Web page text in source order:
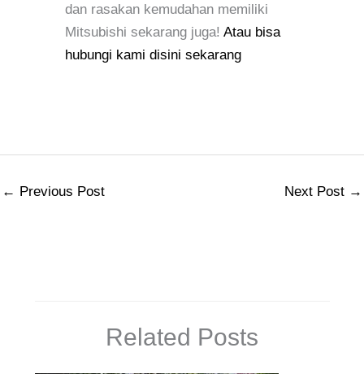
dan rasakan kemudahan memiliki
Mitsubishi sekarang juga! Atau bisa
hubungi kami disini sekarang
← Previous Post Next Post →
Related Posts